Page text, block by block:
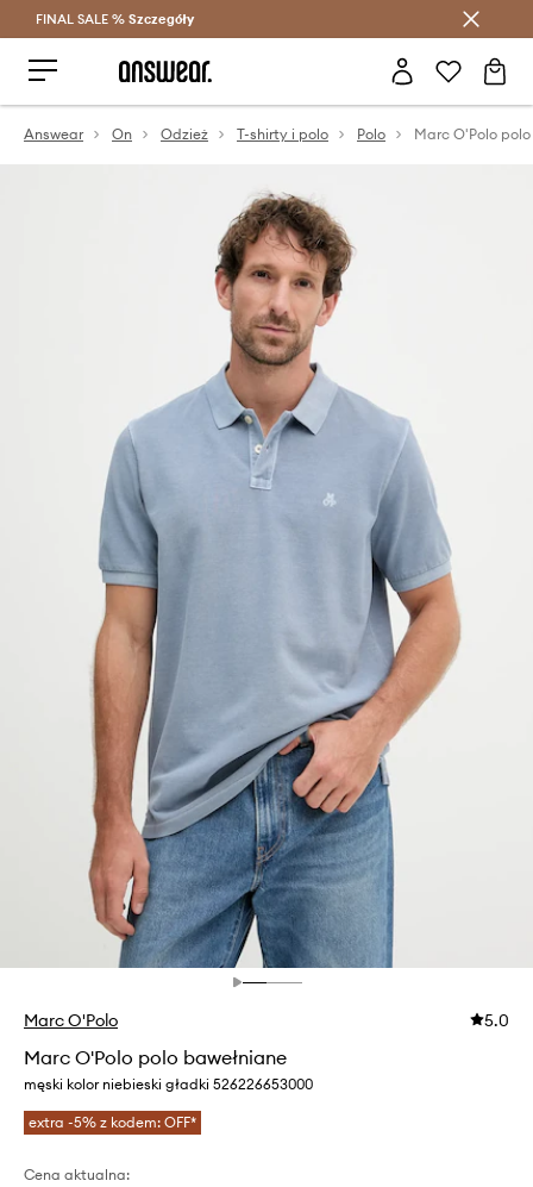
Oszczędzaj z Answear Club >
FINAL SALE % Szczegóły
Answear On Odzież T-shirty i polo Polo Marc O'Polo
Marc O'Polo 5.0
Marc O'Polo polo bawełniane
męski kolor niebieski gładki 526226653000
extra -5% z kodem: OFF*
Cena aktualna: